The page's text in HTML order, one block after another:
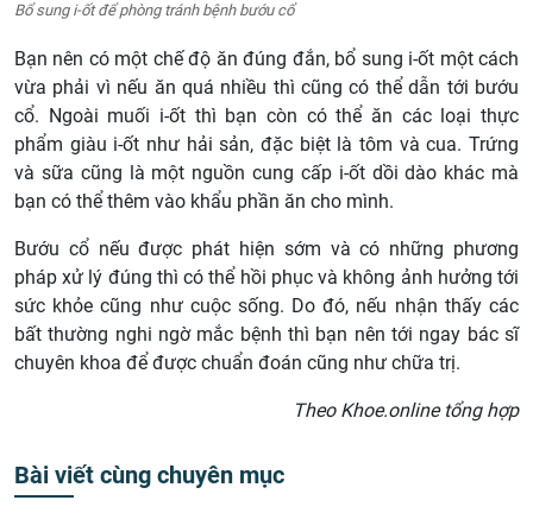
Bổ sung i-ốt để phòng tránh bệnh bướu cổ
Bạn nên có một chế độ ăn đúng đắn, bổ sung i-ốt một cách
vừa phải vì nếu ăn quá nhiều thì cũng có thể dẫn tới bướu
cổ. Ngoài muối i-ốt thì bạn còn có thể ăn các loại thực
phẩm giàu i-ốt như hải sản, đặc biệt là tôm và cua. Trứng
và sữa cũng là một nguồn cung cấp i-ốt dồi dào khác mà
bạn có thể thêm vào khẩu phần ăn cho mình.
Bướu cổ nếu được phát hiện sớm và có những phương
pháp xử lý đúng thì có thể hồi phục và không ảnh hưởng tới
sức khỏe cũng như cuộc sống. Do đó, nếu nhận thấy các
bất thường nghi ngờ mắc bệnh thì bạn nên tới ngay bác sĩ
chuyên khoa để được chuẩn đoán cũng như chữa trị.
Theo Khoe.online tổng hợp
Bài viết cùng chuyên mục